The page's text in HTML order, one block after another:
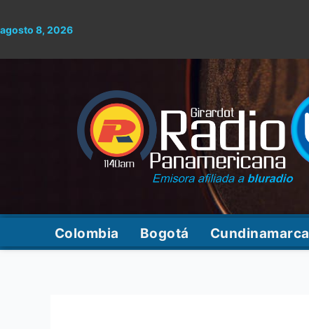
al
agosto 8, 2026
Colombia Bogotá Cundinamarca